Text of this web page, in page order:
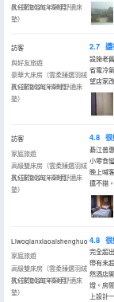
枕+深泡浴缸+深睡舒適床
墊）
入住於2026年06月
訪客
與好友旅遊
豪華大床房（雲柔臻選羽絨
枕+深泡浴缸+深睡舒適床
墊）
入住於2026年05月
2.7 還
設施老
省電冷
望店家
訪客
家庭旅遊
高級雙床房（雲柔臻選羽絨
枕+深泡浴缸+深睡舒適床
墊）
入住於2026年05月
4.8 很
綦江普
小零食
晚上喊
還不錯
Liwoqianxiaoaishenghuo
家庭旅遊
高級雙床房（雲柔臻選羽絨
枕+深泡浴缸+深睡舒適床
墊）
入住於2026年04月
4.8 很
完全超
帶有未
然酒店
燈。房
上設計